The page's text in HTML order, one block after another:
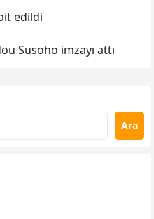
edildi
Susoho imzayı attı
Ara